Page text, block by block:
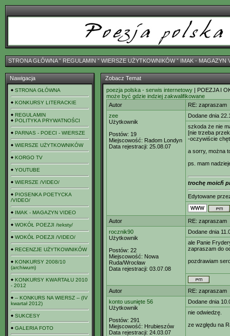
STRONA GŁÓWNAˇ REGULAMIN ˇ WIERSZE UŻYTKOWNIKÓWˇ IMAK - MAGAZYN
Nawigacja
STRONA GŁÓWNA
KONKURSY LITERACKIE
REGULAMIN
POLITYKA PRYWATNOŚCI
PARNAS - POECI - WIERSZE
WIERSZE UŻYTKOWNIKÓW
KORGO TV
YOUTUBE
WIERSZE /VIDEO/
PIOSENKA POETYCKA
/VIDEO/
IMAK - MAGAZYN VIDEO
WOKÓŁ POEZJI /teksty/
WOKÓŁ POEZJI /VIDEO/
RECENZJE UŻYTKOWNIKÓW
KONKURSY 2008/10
(archiwum)
KONKURSY KWARTAŁU 2010
- 2012
-- KONKURS NA WIERSZ -- (IV
kwartał 2012)
SUKCESY
GALERIA FOTO
Zobacz Temat
poezja polska - serwis internetowy | POEZJA I
może być gdzie indziej zakwalifikowane
Autor
RE: zapraszam
zee
Użytkownik
Postów: 19
Miejscowość: Radom Londyn
Data rejestracji: 25.08.07
Dodane dnia
szkoda że nie
[nie trzeba
-oczywiście
a sorry, można
ps. mam
trochę moicȟ
Edytowane
Autor
RE: zapraszam
rocznik90
Użytkownik
Postów: 22
Miejscowość: Nowa
Ruda/Wrocław
Data rejestracji: 03.07.08
Dodane dnia
ale Panie
zapraszam do
pozdrawiam
Autor
RE: zapraszam
konto usunięte 56
Użytkownik
Postów: 291
Miejscowość: Hrubieszów
Data rejestracji: 24.03.07
Dodane dnia
nie odwiedzę.
ze względu na